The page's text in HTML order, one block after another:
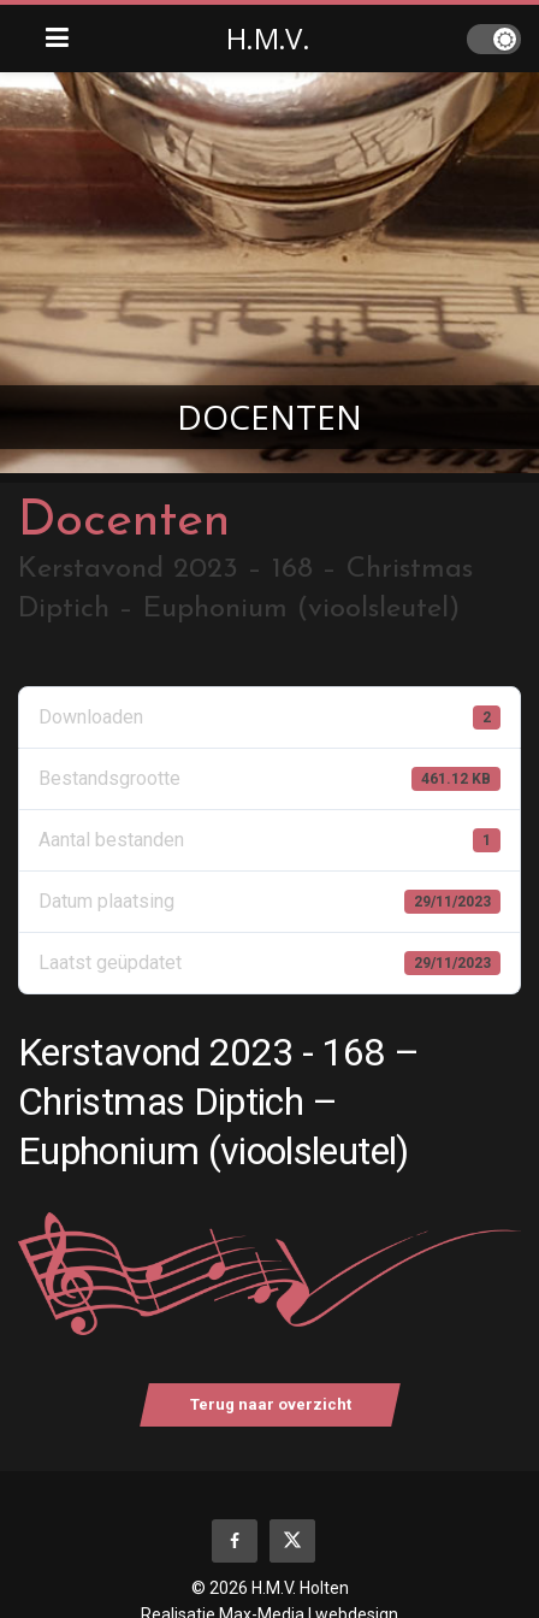
H.M.V.
DOCENTEN
Docenten
Kerstavond 2023 – 168 – Christmas
Diptich – Euphonium (vioolsleutel)
Downloaden 2
Bestandsgrootte 461.12 KB
Aantal bestanden 1
Datum plaatsing 29/11/2023
Laatst geüpdatet 29/11/2023
Kerstavond 2023 - 168 –
Christmas Diptich –
Euphonium (vioolsleutel)
Terug naar overzicht
© 2026 H.M.V. Holten